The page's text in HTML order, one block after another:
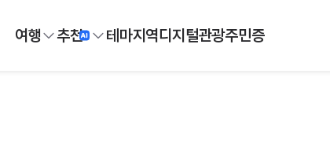
여행 추천 테마지역디지털관광주민증